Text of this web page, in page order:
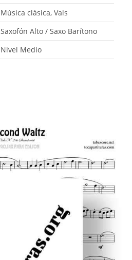
Música clásica, Vals
Saxofón Alto / Saxo Barítono
Nivel Medio